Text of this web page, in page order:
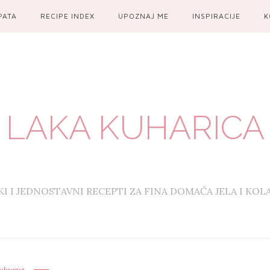
RECIPE INDEX UPOZNAJ ME INSPIRACIJE
LAKA KUHARICA
I JEDNOSTAVNI RECEPTI ZA FINA DOMAĆA JELA I